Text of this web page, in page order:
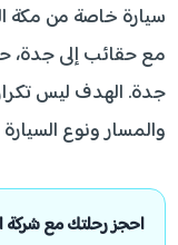
سيارة خاصة من مكة
مع حقائب إلى جدة،
جدة. الهدف ليس
والمسار ونوع
احجز رحلتك مع شركة